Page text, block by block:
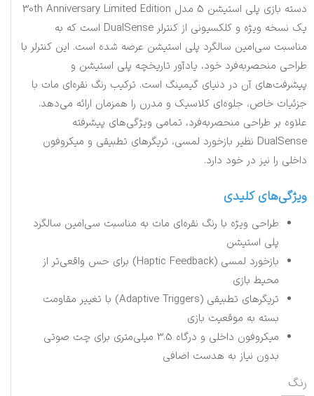
دسته بازی پلی استیشن 5 مدل 30th Anniversary Limited Edition
یک نسخه ویژه و کلکسیونی از کنترلر DualSense است که به
مناسبت سی‌امین سالگرد پلی استیشن عرضه شده است. این کنترلر با
طراحی منحصربه‌فرد خود، یادآور تاریخچه پلی استیشن و
پیشرفت‌های آن در دنیای گیمینگ است. ترکیب رنگ نقره‌ای مات با
جزئیات خاص، جلوه‌ای کلاسیک و مدرن را همزمان ارائه می‌دهد.
علاوه بر طراحی منحصر‌به‌فرد، تمامی ویژگی‌های پیشرفته
DualSense نظیر بازخورد لمسی، تریگرهای تطبیقی و میکروفون
داخلی را نیز در خود دارد.
ویژگی‌های کلیدی
طراحی ویژه با رنگ نقره‌ای مات به مناسبت سی‌امین سالگرد
پلی استیشن
بازخورد لمسی (Haptic Feedback) برای حس واقعی‌تر از
محیط بازی
تریگرهای تطبیقی (Adaptive Triggers) با تغییر مقاومت
بسته به موقعیت بازی
میکروفون داخلی و درگاه 3.5 میلی‌متری برای چت صوتی
بدون نیاز به هدست اضافی
رنگ